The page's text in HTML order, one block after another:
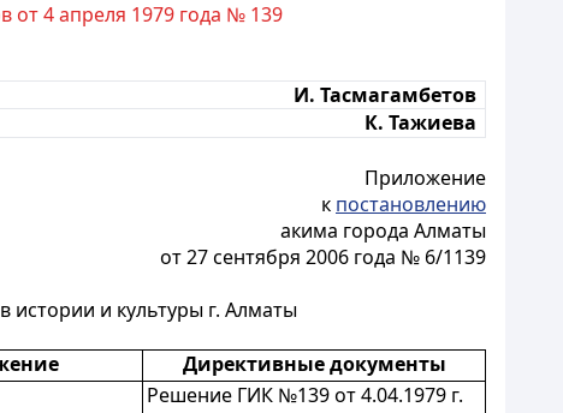
от 4 апреля 1979 года № 139
И. Тасмагамбетов
К. Тажиева
Приложение
к постановлению
акима города Алматы
от 27 сентября 2006 года № 6/1139
истории и культуры г. Алматы
Директивные документы
Решение ГИК №139 от 4.04.1979 г.